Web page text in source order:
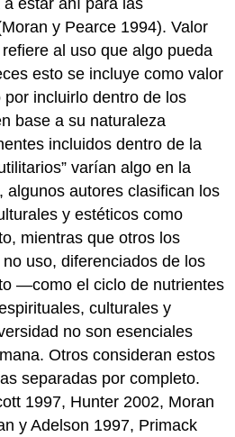
estar ahí para las
y Pearce 1994). Valor
al uso que algo pueda
esto se incluye como valor
incluirlo dentro de los
base a su naturaleza
incluidos dentro de la
varían algo en la
algunos autores clasifican los
y estéticos como
mientras que otros los
uso, diferenciados de los
—como el ciclo de nutrientes
culturales y
no son esenciales
Otros consideran estos
separadas por completo.
1997, Hunter 2002, Moran
y Adelson 1997, Primack